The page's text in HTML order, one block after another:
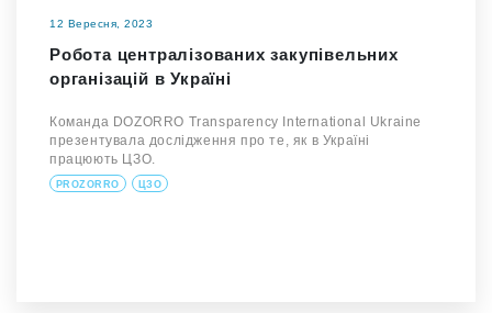
12 Вересня, 2023
Робота централізованих закупівельних
організацій в Україні
Команда DOZORRO Transparency International Ukraine
презентувала дослідження про те, як в Україні
працюють ЦЗО.
PROZORRO ЦЗО